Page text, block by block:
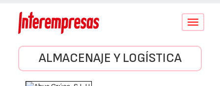
Conmutar
ALMACENAJE Y LOGÍSTICA